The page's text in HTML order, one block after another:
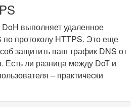
выполняет удаленное
по протоколу HTTPS. Это еще
защитить ваш трафик DNS от
Есть ли разница между DoT и
– практически